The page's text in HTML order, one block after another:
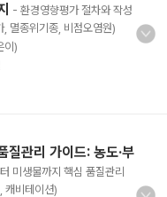
- 환경영향평가 절차와 작성
멸종위기종, 비점오염원)
이)
관리 가이드: 농도·부
미생물까지 핵심 품질관리
캐비테이션)